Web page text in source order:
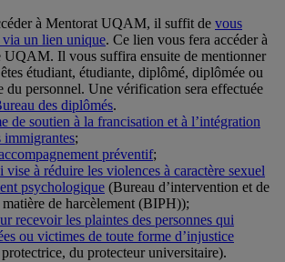
à Mentorat UQAM, il suffit de vous
un lien unique. Ce lien vous fera accéder à
UQAM. Il vous suffira ensuite de mentionner
étudiant, étudiante, diplômé, diplômée ou
du personnel. Une vérification sera effectuée
des diplômés.
de soutien à la francisation et à l’intégration
immigrantes;
préventif;
vise à réduire les violences à caractère sexuel
psychologique (Bureau d’intervention et de
de harcèlement (BIPH));
recevoir les plaintes des personnes qui
ou victimes de toute forme d’injustice
du protecteur universitaire).